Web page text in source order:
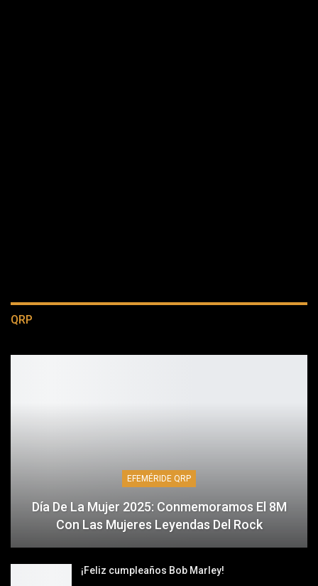
QRP
EFEMÉRIDE QRP
Día De La Mujer 2025: Conmemoramos El 8M
Con Las Mujeres Leyendas Del Rock
¡Feliz cumpleaños Bob Marley!